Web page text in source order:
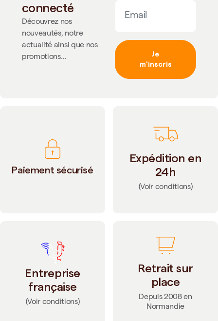
connecté
Découvrez nos
nouveautés, notre
actualité ainsi que nos
promotions...
Je
m'inscris
Paiement sécurisé
Expédition en
24h
(Voir conditions)
Entreprise
française
(Voir conditions)
Retrait sur
place
Depuis 2008 en
Normandie